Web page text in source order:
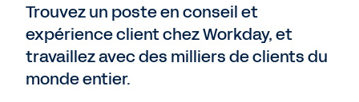
Trouvez un poste en conseil et
expérience client chez Workday, et
travaillez avec des milliers de clients du
monde entier.